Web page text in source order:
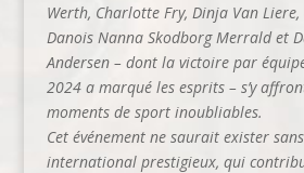
Werth, Charlotte Fry, Dinja Van
Danois Nanna Skodborg Merrald et
Andersen – dont la victoire par
2024 a marqué les esprits – s’y
moments de sport inoubliables.
Cet événement ne saurait exister
international prestigieux, qui